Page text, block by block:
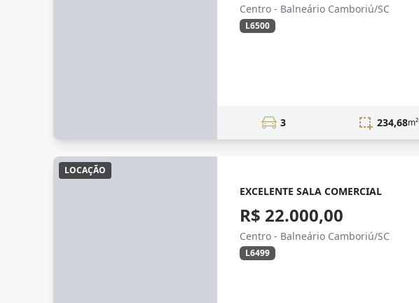
Centro - Balneário Camboriú/SC
L6500
3 234,68m²
LOCAÇÃO
EXCELENTE SALA COMERCIAL
R$ 22.000,00
Centro - Balneário Camboriú/SC
L6499